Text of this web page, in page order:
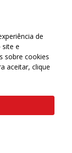
de
site e
sobre cookies
aceitar, clique